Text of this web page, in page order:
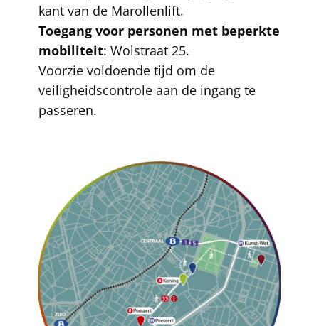
kant van de Marollenlift.
Toegang voor personen met beperkte
mobiliteit: Wolstraat 25.
Voorzie voldoende tijd om de
veiligheidscontrole aan de ingang te
passeren.